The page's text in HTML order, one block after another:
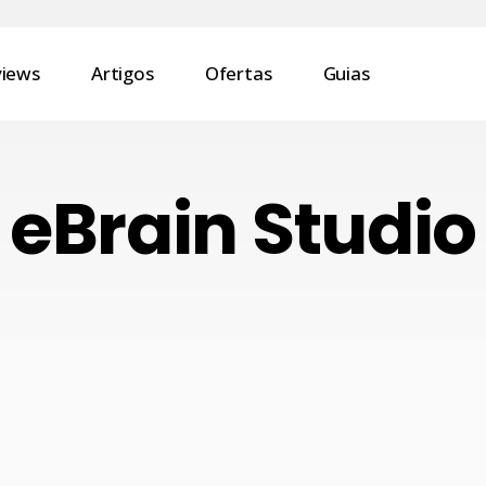
Artigos Ofertas Guias
eBrain Studio